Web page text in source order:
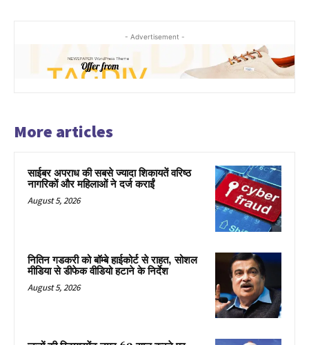
- Advertisement -
More articles
साईबर अपराध की सबसे ज्यादा शिकायतें वरिष्ठ
नागरिकों और महिलाओं ने दर्ज कराईं
August 5, 2026
नितिन गडकरी को बॉम्बे हाईकोर्ट से राहत, सोशल
मीडिया से डीफेक वीडियो हटाने के निर्देश
August 5, 2026